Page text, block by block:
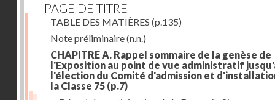
PAGE DE TITRE
TABLE DES MATIÈRES (p.135)
Note préliminaire(n.n.)
CHAPITRE A. Rappel sommaire de la genèse de
l'Exposition au point de vue administratif
l'élection du Comité d'admission et
la Classe 75 (p.7)